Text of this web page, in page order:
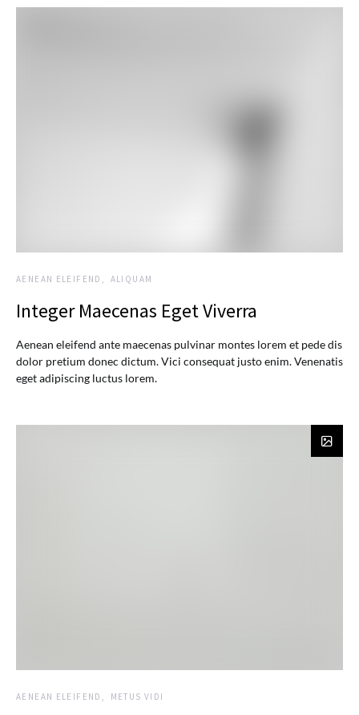
AENEAN ELEIFEND ALIQUAM
Integer Maecenas Eget Viverra
Aenean eleifend ante maecenas pulvinar montes lorem et pede dis
dolor pretium donec dictum. Vici consequat justo enim. Venenatis
eget adipiscing luctus lorem.
AENEAN ELEIFEND METUS VIDI